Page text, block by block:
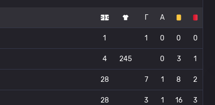
Г А
1 1 0 0 0
4 245 0 3 1
28 7 1 8 2
28 3 1 16 3